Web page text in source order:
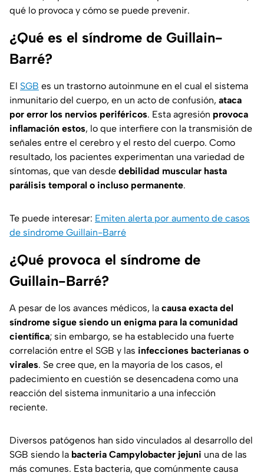
qué lo provoca y cómo se puede prevenir.
¿Qué es el síndrome de Guillain-
Barré?
El SGB es un trastorno autoinmune en el cual el sistema
inmunitario del cuerpo, en un acto de confusión, ataca
por error los nervios periféricos. Esta agresión provoca
inflamación estos, lo que interfiere con la transmisión de
señales entre el cerebro y el resto del cuerpo. Como
resultado, los pacientes experimentan una variedad de
síntomas, que van desde debilidad muscular hasta
parálisis temporal o incluso permanente.
Te puede interesar: Emiten alerta por aumento de casos
de síndrome Guillain-Barré
¿Qué provoca el síndrome de
Guillain-Barré?
A pesar de los avances médicos, la causa exacta del
síndrome sigue siendo un enigma para la comunidad
científica; sin embargo, se ha establecido una fuerte
correlación entre el SGB y las infecciones bacterianas o
virales. Se cree que, en la mayoría de los casos, el
padecimiento en cuestión se desencadena como una
reacción del sistema inmunitario a una infección
reciente.
Diversos patógenos han sido vinculados al desarrollo del
SGB siendo la bacteria Campylobacter jejuni una de las
más comunes. Esta bacteria, que comúnmente causa